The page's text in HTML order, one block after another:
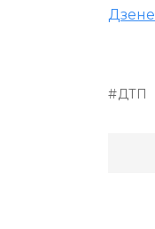
Дзене
ДТП